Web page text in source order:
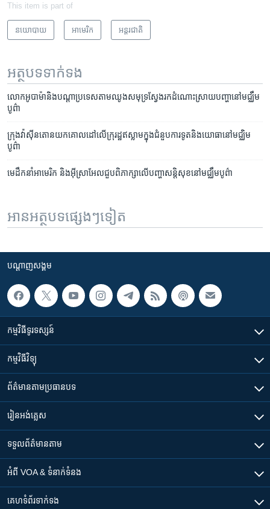
This item is part of
នយោបាយ អាមេរិក​ អន្តរជាតិ
អត្ថបទ​ទាក់ទង
លោក​អូបាម៉ា​និង​បណ្តា​ប្រទេស​តាម​ឈូង​សមុទ្រ​ស្វែងរក​ដំណោះស្រាយ​បញ្ហា​នៅ​មជ្ឈឹម
បូព៌ា
ក្រុង​វ៉ាស៊ីនតោន​យក​គោលដៅ​លើ​ក្រុ​រដ្ឋ​ឥស្លាម​ក្នុង​ជំនួប​ការទូត​និង​យោធា​នៅ​មជ្ឈិម​
បូព៌ា
មេដឹកនាំ​អាមេរិក​ និង​អ៊ីស្រាអែល​ជួប​ពិភាក្សា​លើ​បញ្ហា​សន្តិសុខ​​នៅ​មជ្ឈឹមបូព៌ា
អានអត្ថបទផ្សេងៗទៀត
បណ្តាញ​សង្គម
កម្មវិធី​ទូរទស្សន៍
កម្មវិធី​វិទ្យុ
ព័ត៌មាន​តាមប្រធានបទ​
រៀន​​អង់គ្លេស
ទទួល​ព័ត៌មាន​តាម
អំពី​ VOA & ទំនាក់ទំនង
គេហទំព័រ​​ទាក់ទង